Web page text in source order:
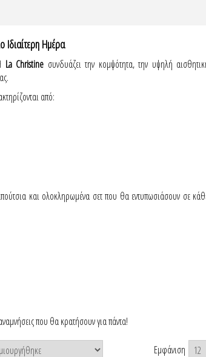
Ιδιαίτερη Ημέρα
La Christine συνδυάζει την κομψότητα, την υψηλή
από:
και ολοκληρωμένα σετ που θα εντυπωσιάσουν σε κάθε
που θα κρατήσουν για πάντα!
Εμφάνιση